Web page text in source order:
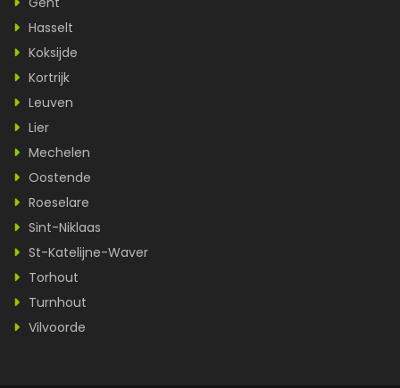
Hasselt
Koksijde
Kortrijk
Leuven
Lier
Mechelen
Oostende
Roeselare
Sint-Niklaas
St-Katelijne-Waver
Torhout
Turnhout
Vilvoorde